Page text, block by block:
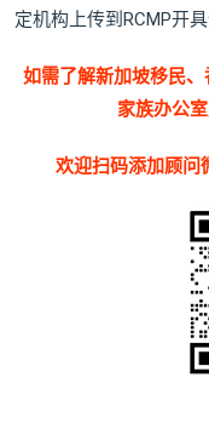
定机构上传到RCMP开
如需了解新加坡移民、
家族办公
欢迎扫码添加顾问